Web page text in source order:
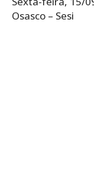
Osasco – Sesi